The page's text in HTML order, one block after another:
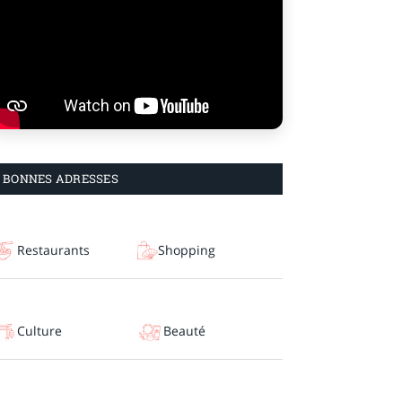
BONNES ADRESSES
Restaurants Shopping
Culture Beauté